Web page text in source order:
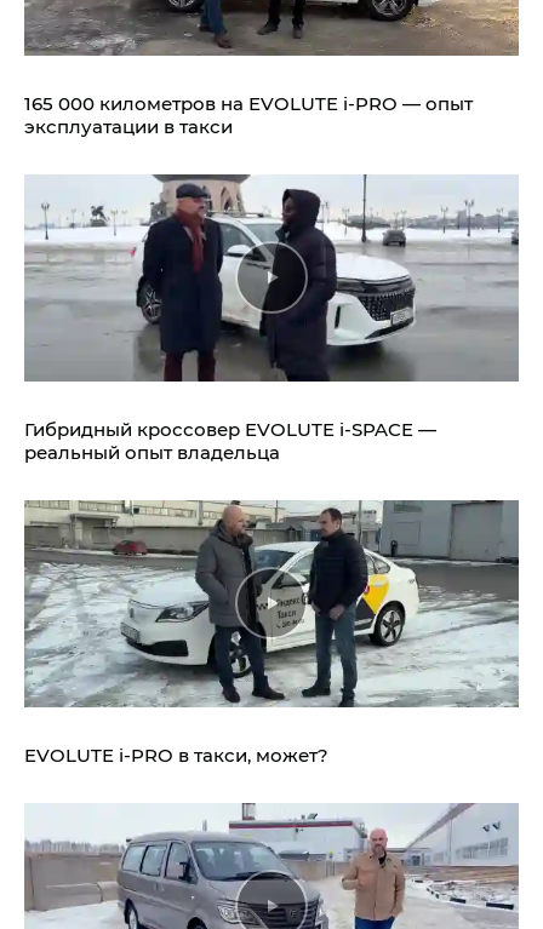
165 000 километров на EVOLUTE i‑PRO — опыт
эксплуатации в такси
Гибридный кроссовер EVOLUTE i‑SPACE —
реальный опыт владельца
EVOLUTE i‑PRO в такси, может?